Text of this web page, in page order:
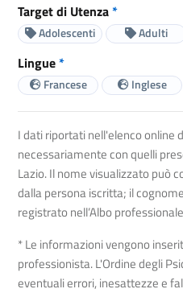
Target di Utenza*
Adolescenti Adulti
Lingue*
Francese Inglese
I dati riportati nell'elenco online
necessariamente con quelli
Lazio. Il nome visualizzato può
dalla persona iscritta; il
registrato nell’Albo
* Le informazioni vengono
professionista. L'Ordine degli
eventuali errori, inesattezze e